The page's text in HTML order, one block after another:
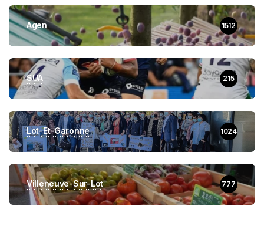
Agen 1512
SUA 215
Lot-Et-Garonne 1024
Villeneuve-Sur-Lot 777